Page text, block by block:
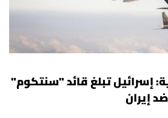
إسرائيل تبلغ قائد "سنتكوم"
إيران